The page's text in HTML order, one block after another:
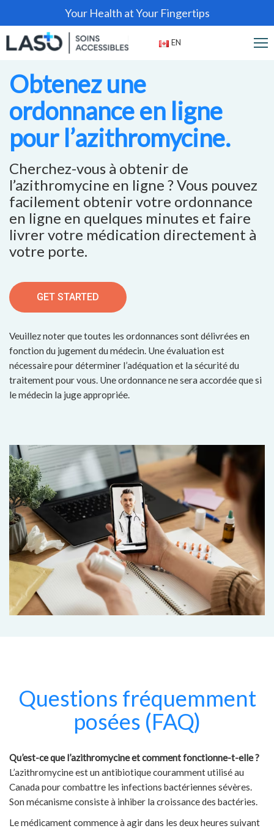
Your Health at Your Fingertips
EN
Obtenez une
ordonnance en ligne
pour l’azithromycine.
Cherchez-vous à obtenir de
l’azithromycine en ligne ? Vous pouvez
facilement obtenir votre ordonnance
en ligne en quelques minutes et faire
livrer votre médication directement à
votre porte.
GET STARTED
Veuillez noter que toutes les ordonnances sont délivrées en
fonction du jugement du médecin. Une évaluation est
nécessaire pour déterminer l’adéquation et la sécurité du
traitement pour vous. Une ordonnance ne sera accordée que si
le médecin la juge appropriée.
Questions fréquemment
posées (FAQ)
Qu’est-ce que l’azithromycine et comment fonctionne-t-elle ?
L’azithromycine est un antibiotique couramment utilisé au
Canada pour combattre les infections bactériennes sévères.
Son mécanisme consiste à inhiber la croissance des bactéries.
Le médicament commence à agir dans les deux heures suivant